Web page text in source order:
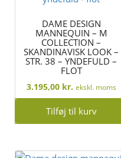
DAME DESIGN
MANNEQUIN – M
COLLECTION –
SKANDINAVISK LOOK –
STR. 38 – YNDEFULD –
FLOT
3.195,00 kr. ekskl. moms
Tilføj til kurv